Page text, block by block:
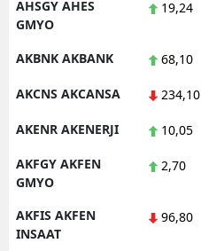
AHSGY AHES
GMYO
19,24
AKBNK AKBANK 68,10
AKCNS AKCANSA 234,10
AKENR AKENERJI 10,05
AKFGY AKFEN
GMYO
2,70
AKFIS AKFEN
INSAAT
96,80